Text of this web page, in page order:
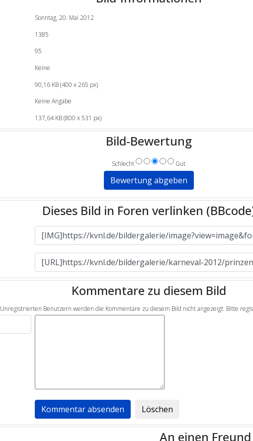
Sonntag, 20. Mai 2012
1385
95
Keine
90,16 KB (400 x 265 px)
Keine Angabe
137,64 KB (800 x 531 px)
Bild-Bewertung
Schlecht Gut
Dieses Bild in Foren verlinken
Kommentare zu diesem Bild
Unregistrierten Benutzern werden die Kommentare zu diesem Bild nicht angezeigt. Bitte
An einen